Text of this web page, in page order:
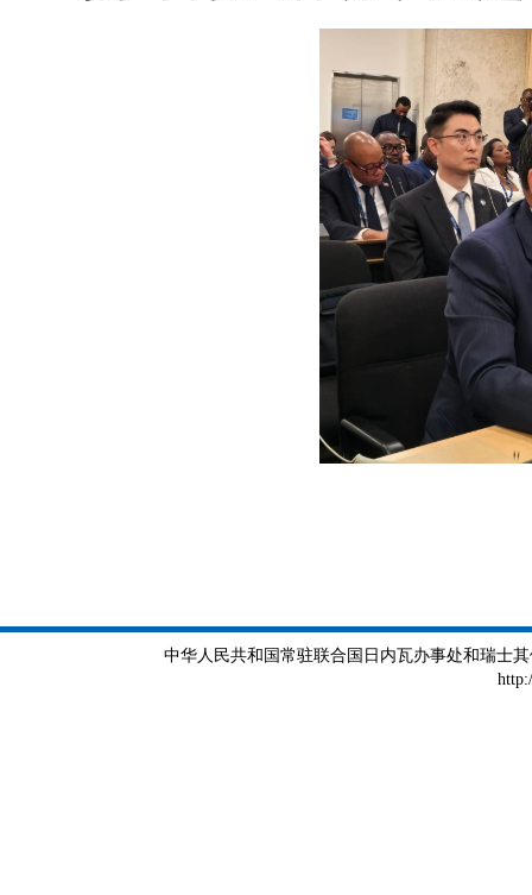
中华人民共和国常驻联合国日内瓦办事处和瑞士